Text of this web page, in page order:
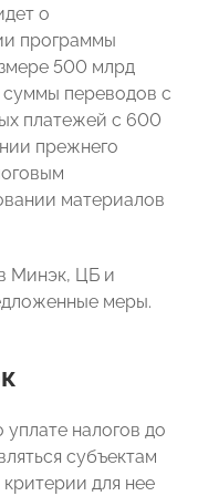
о
программы
500 млрд
переводов с
платежей с 600
прежнего
материалов
Минэк, ЦБ и
меры.
уплате налогов до
субъектам
для нее